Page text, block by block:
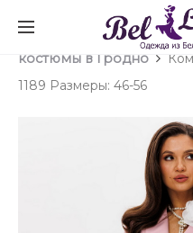
Главная Брючный
костюмы в Гродно
1189 Размеры: 46-56